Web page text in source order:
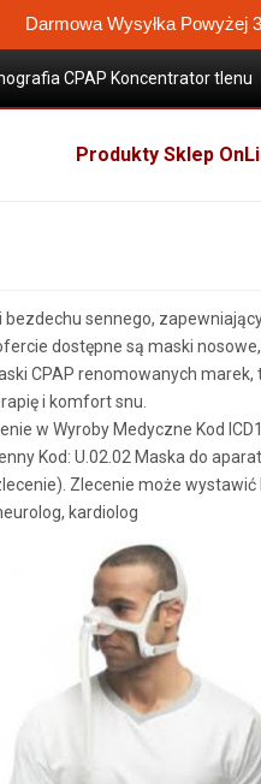
Darmowa Wysyłka Powyżej
CPAP Koncentrator tlenu
Produkty Sklep
sennego,
dostępne są maski
CPAP renomowanych marek,
i komfort snu.
w Wyroby Medyczne Kod
Kod: U.02.02 Maska do
Zlecenie może
kardiolog